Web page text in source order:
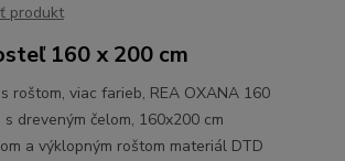
produkt
160 x 200 cm
roštom, viac farieb, REA OXANA 160
dreveným čelom, 160x200 cm
a výklopným roštom materiál DTD